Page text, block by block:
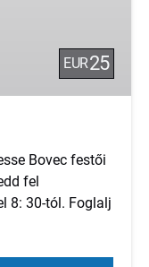
EUR25
Bovec festői
fel
8: 30-tól. Foglalj